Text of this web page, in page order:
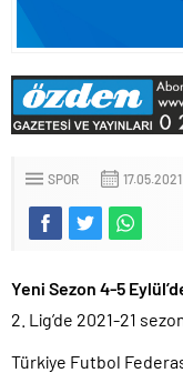
SPOR 17.05.2021
Yeni Sezon 4-5
2. Lig’de 2021-21
Türkiye Futbol